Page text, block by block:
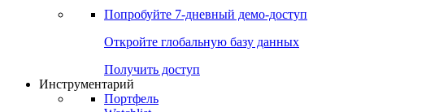
Прогнозы
Консенсус-прогнозы по отчетности
Консенсусы
Попробуйте7-дневный
Откройте глобальную базу данных